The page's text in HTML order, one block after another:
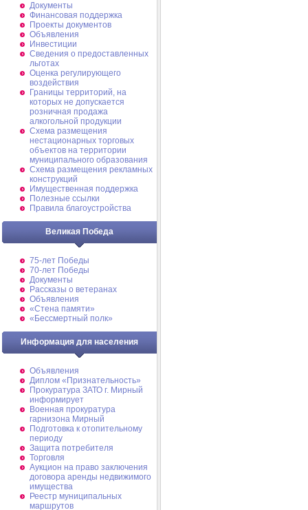
Документы
Финансовая поддержка
Проекты документов
Объявления
Инвестиции
Сведения о предоставленных
льготах
Оценка регулирующего
воздействия
Границы территорий, на
которых не допускается
розничная продажа
алкогольной продукции
Схема размещения
нестационарных торговых
объектов на территории
муниципального образования
Схема размещения рекламных
конструкций
Имущественная поддержка
Полезные ссылки
Правила благоустройства
Великая Победа
75-лет Победы
70-лет Победы
Документы
Рассказы о ветеранах
Объявления
«Стена памяти»
«Бессмертный полк»
Информация для населения
Объявления
Диплом «Признательность»
Прокуратура ЗАТО г. Мирный
информирует
Военная прокуратура
гарнизона Мирный
Подготовка к отопительному
периоду
Защита потребителя
Торговля
Аукцион на право заключения
договора аренды недвижимого
имущества
Реестр муниципальных
маршрутов